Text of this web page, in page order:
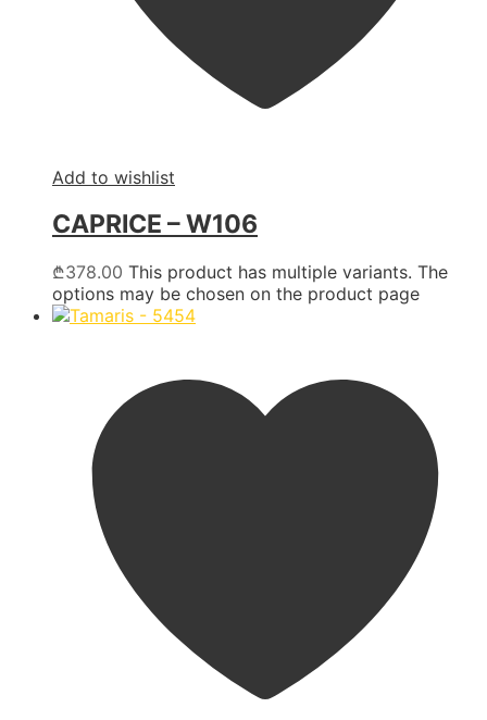
Add to wishlist
CAPRICE – W106
₾378.00 This product has multiple variants. The
options may be chosen on the product page